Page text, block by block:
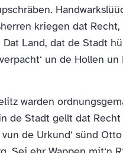
kriegen dat
Land, dat de Stadt
un de Hollen un
warden
de Stadt gellt dat
de Urkund‘ sünd